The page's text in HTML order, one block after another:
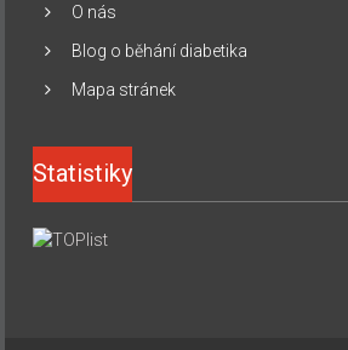
O nás
Blog o běhání diabetika
Mapa stránek
Statistiky